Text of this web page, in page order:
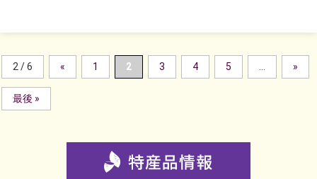
2 / 6 « 1 2 3 4 5 »
最後 »